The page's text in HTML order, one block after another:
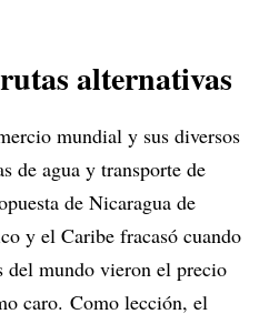
alternativas
mundial y sus diversos
de agua y transporte de
de Nicaragua de
y el Caribe fracasó cuando
del mundo vieron el precio
caro. Como lección, el